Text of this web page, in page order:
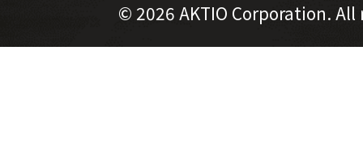
© 2026 AKTIO Corporation.